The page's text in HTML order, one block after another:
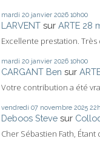
mardi 20 janvier 2026 10h00
LARVENT sur ARTE 28
Excellente prestation.
mardi 20 janvier 2026 10h00
CARGANT Ben sur
Votre contribution a été
vendredi 07 novembre 2025
Deboos Steve sur
Cher Sébastien Fath,